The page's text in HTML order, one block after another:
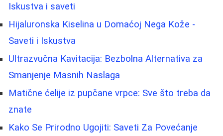
Iskustva i saveti
Hijaluronska Kiselina u Domaćoj Nega Kože -
Saveti i Iskustva
Ultrazvučna Kavitacija: Bezbolna Alternativa za
Smanjenje Masnih Naslaga
Matične ćelije iz pupčane vrpce: Sve što treba da
znate
Kako Se Prirodno Ugojiti: Saveti Za Povećanje